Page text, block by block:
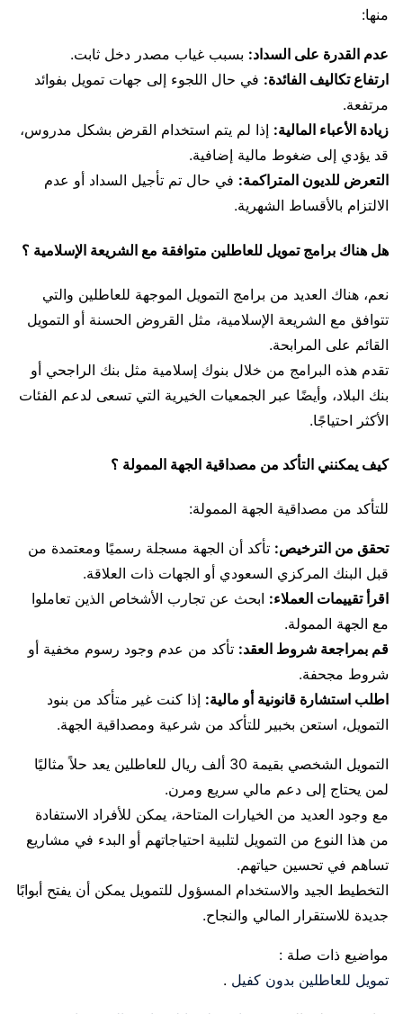
منها:
عدم القدرة على السداد: بسبب غياب مصدر دخل ثابت.
ارتفاع تكاليف الفائدة: في حال اللجوء إلى جهات تمويل بفوائد
مرتفعة.
زيادة الأعباء المالية: إذا لم يتم استخدام القرض بشكل مدروس،
قد يؤدي إلى ضغوط مالية إضافية.
التعرض للديون المتراكمة: في حال تم تأجيل السداد أو عدم
الالتزام بالأقساط الشهرية.
هل هناك برامج تمويل للعاطلين متوافقة مع الشريعة الإسلامية ؟
نعم، هناك العديد من برامج التمويل الموجهة للعاطلين والتي
تتوافق مع الشريعة الإسلامية، مثل القروض الحسنة أو التمويل
القائم على المرابحة.
تقدم هذه البرامج من خلال بنوك إسلامية مثل بنك الراجحي أو
بنك البلاد، وأيضًا عبر الجمعيات الخيرية التي تسعى لدعم الفئات
الأكثر احتياجًا.
كيف يمكنني التأكد من مصداقية الجهة الممولة ؟
للتأكد من مصداقية الجهة الممولة:
تحقق من الترخيص: تأكد أن الجهة مسجلة رسميًا ومعتمدة من
قبل البنك المركزي السعودي أو الجهات ذات العلاقة.
اقرأ تقييمات العملاء: ابحث عن تجارب الأشخاص الذين تعاملوا
مع الجهة الممولة.
قم بمراجعة شروط العقد: تأكد من عدم وجود رسوم مخفية أو
شروط مجحفة.
اطلب استشارة قانونية أو مالية: إذا كنت غير متأكد من بنود
التمويل، استعن بخبير للتأكد من شرعية ومصداقية الجهة.
التمويل الشخصي بقيمة 30 ألف ريال للعاطلين يعد حلاً مثاليًا
لمن يحتاج إلى دعم مالي سريع ومرن.
مع وجود العديد من الخيارات المتاحة، يمكن للأفراد الاستفادة
من هذا النوع من التمويل لتلبية احتياجاتهم أو البدء في مشاريع
تساهم في تحسين حياتهم.
التخطيط الجيد والاستخدام المسؤول للتمويل يمكن أن يفتح أبوابًا
جديدة للاستقرار المالي والنجاح.
مواضيع ذات صلة :
تمويل للعاطلين بدون كفيل .